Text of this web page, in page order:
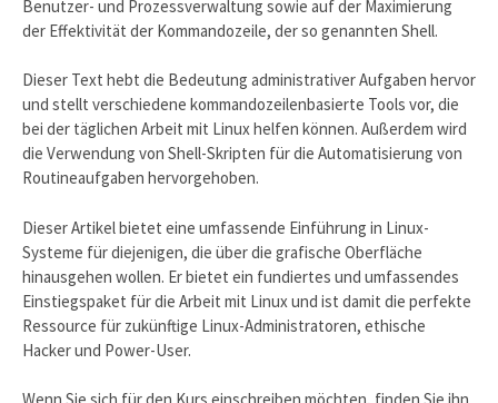
Benutzer- und Prozessverwaltung sowie auf der Maximierung
der Effektivität der Kommandozeile, der so genannten Shell.
Dieser Text hebt die Bedeutung administrativer Aufgaben hervor
und stellt verschiedene kommandozeilenbasierte Tools vor, die
bei der täglichen Arbeit mit Linux helfen können. Außerdem wird
die Verwendung von Shell-Skripten für die Automatisierung von
Routineaufgaben hervorgehoben.
Dieser Artikel bietet eine umfassende Einführung in Linux-
Systeme für diejenigen, die über die grafische Oberfläche
hinausgehen wollen. Er bietet ein fundiertes und umfassendes
Einstiegspaket für die Arbeit mit Linux und ist damit die perfekte
Ressource für zukünftige Linux-Administratoren, ethische
Hacker und Power-User.